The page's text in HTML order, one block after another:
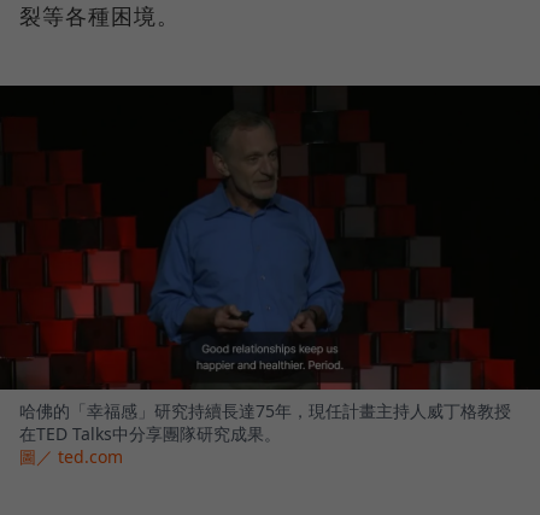
裂等各種困境。
哈佛的「幸福感」研究持續長達75年，現任計畫主持人威丁格教授
在TED Talks中分享團隊研究成果。
圖／ ted.com